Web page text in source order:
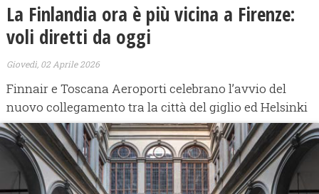
La Finlandia ora è più vicina a Firenze:
voli diretti da oggi
Giovedì, 02 Aprile 2026
Finnair e Toscana Aeroporti celebrano l’avvio del
nuovo collegamento tra la città del giglio ed Helsinki